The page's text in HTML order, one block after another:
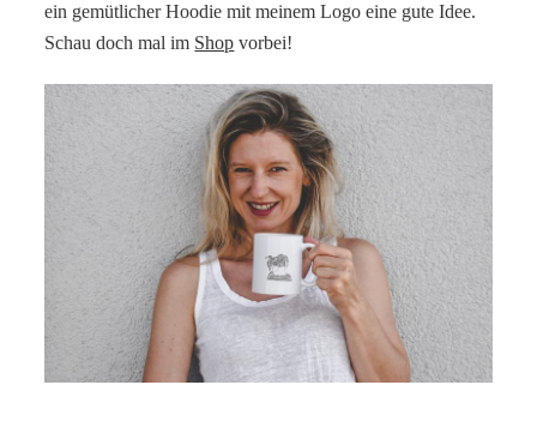
ein gemütlicher Hoodie mit meinem Logo eine gute Idee.
Schau doch mal im Shop vorbei!